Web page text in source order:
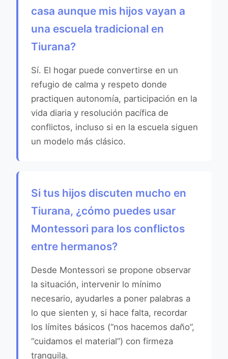
casa aunque mis hijos vayan a
una escuela tradicional en
Tiurana?
Sí. El hogar puede convertirse en un
refugio de calma y respeto donde
practiquen autonomía, participación en la
vida diaria y resolución pacífica de
conflictos, incluso si en la escuela siguen
un modelo más clásico.
Si tus hijos discuten mucho en
Tiurana, ¿cómo puedes usar
Montessori para los conflictos
entre hermanos?
Desde Montessori se propone observar
la situación, intervenir lo mínimo
necesario, ayudarles a poner palabras a
lo que sienten y, si hace falta, recordar
los límites básicos (“nos hacemos daño”,
“cuidamos el material”) con firmeza
tranquila.